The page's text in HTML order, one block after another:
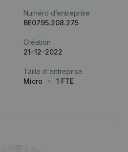
Numéro d’entreprise
BE0795.208.275
Création
21-12-2022
Taille d'entreprise
Micro
1 FTE